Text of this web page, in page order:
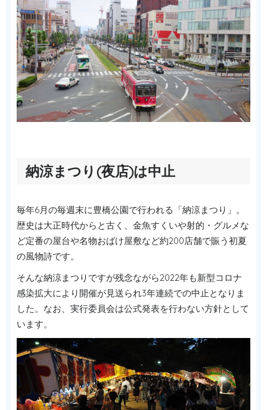
納涼まつり(夜店)は中止
毎年6月の毎週末に豊橋公園で行われる「納涼まつり」。
歴史は大正時代からと古く、金魚すくいや射的・グルメな
ど定番の屋台や名物おばけ屋敷など約200店舗で賑う初夏
の風物詩です。
そんな納涼まつりですが残念ながら2022年も新型コロナ
感染拡大により開催が見送られ3年連続での中止となりま
した。なお、実行委員会は公式発表を行わない方針として
います。